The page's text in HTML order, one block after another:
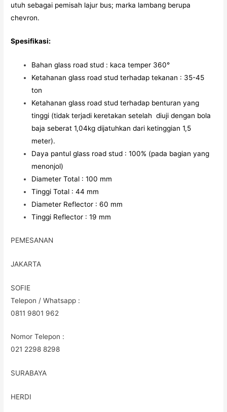
utuh sebagai pemisah lajur bus; marka lambang berupa
chevron.
Spesifikasi:
Bahan glass road stud : kaca temper 360°
Ketahanan glass road stud terhadap tekanan : 35-45
ton
Ketahanan glass road stud terhadap benturan yang
tinggi (tidak terjadi keretakan setelah diuji dengan bola
baja seberat 1,04kg dijatuhkan dari ketinggian 1,5
meter).
Daya pantul glass road stud : 100% (pada bagian yang
menonjol)
Diameter Total : 100 mm
Tinggi Total : 44 mm
Diameter Reflector : 60 mm
Tinggi Reflector : 19 mm
PEMESANAN
JAKARTA
SOFIE
Telepon / Whatsapp :
0811 9801 962
Nomor Telepon :
021 2298 8298
SURABAYA
HERDI